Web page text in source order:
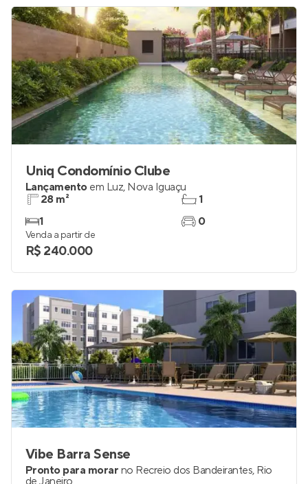
Uniq Condomínio Clube
Lançamento em Luz, Nova Iguaçu
28 m²
1
1
0
Venda a partir de
R$ 240.000
Vibe Barra Sense
Pronto para morar no Recreio dos Bandeirantes, Rio
de Janeiro